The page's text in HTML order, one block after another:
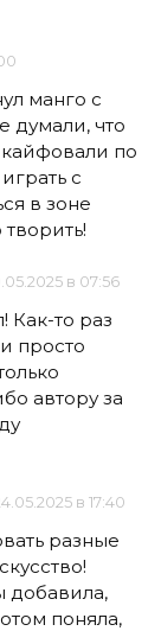
манго с
думали, что
кайфовали по
с
в зоне
в 07:56
Как-то раз
просто
автору за
в 17:40
разные
добавила,
поняла,